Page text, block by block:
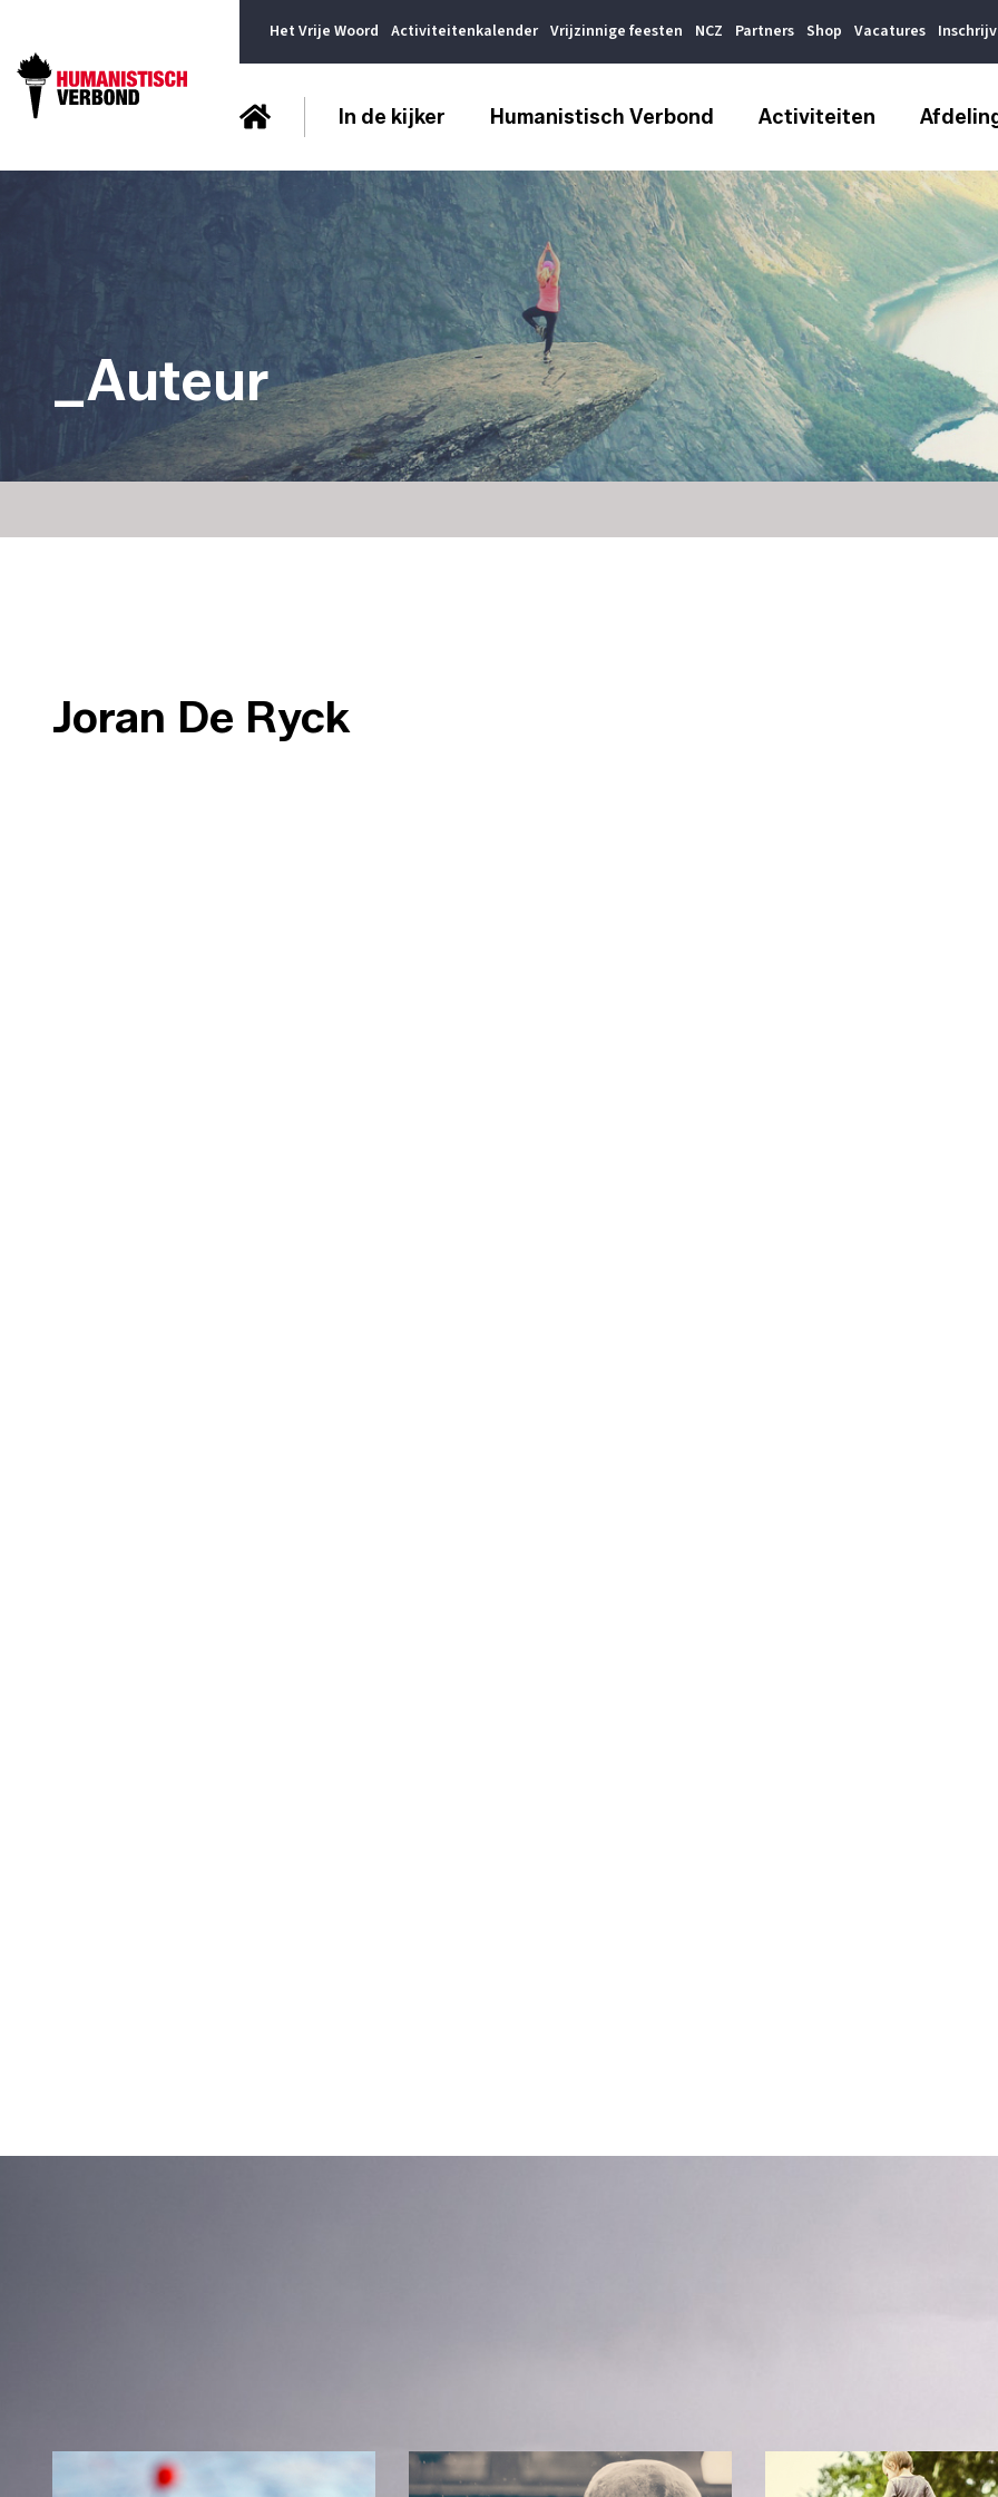
Het Vrije Woord Activiteitenkalender Vrijzinnige feesten NCZ Partners Shop Vacatures
In de kijker Humanistisch Verbond Activiteiten
_Auteur
Joran De Ryck